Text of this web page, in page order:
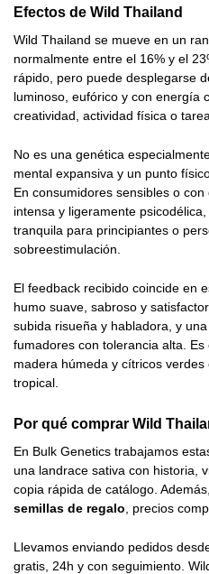
Efectos de Wild Thailand
Wild Thailand se mueve en un
normalmente entre el 16% y el
rápido, pero puede desplegarse
luminoso, eufórico y con energía
creatividad, actividad física o
No es una genética
mental expansiva y un punto
En consumidores sensibles o
intensa y ligeramente
tranquila para principiantes o
sobreestimulación.
El feedback recibido coincide en
humo suave, sabroso y
subida risueña y habladora, y
fumadores con tolerancia alta.
madera húmeda y cítricos
tropical.
Por qué comprar Wild
En Bulk Genetics trabajamos
una landrace sativa con historia,
copia rápida de catálogo.
semillas de regalo , precios
Llevamos enviando pedidos
gratis, 24h y con seguimiento.